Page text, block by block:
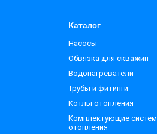
Каталог
Насосы
Обвязка для скважин
Водонагреватели
Трубы и фитинги
Котлы отопления
Комплектующие систем
отопления